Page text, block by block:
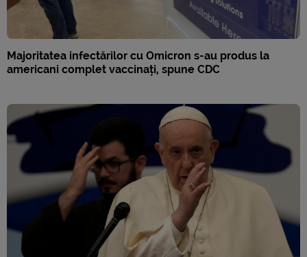
Majoritatea infectărilor cu Omicron s-au produs la
americani complet vaccinați, spune CDC